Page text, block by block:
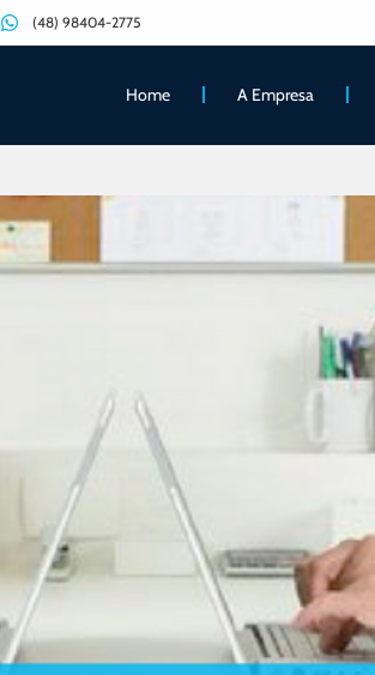
(48) 98404-2775
Home A Empresa